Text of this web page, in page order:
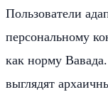
Пользователи
персональному
как норму
выглядят